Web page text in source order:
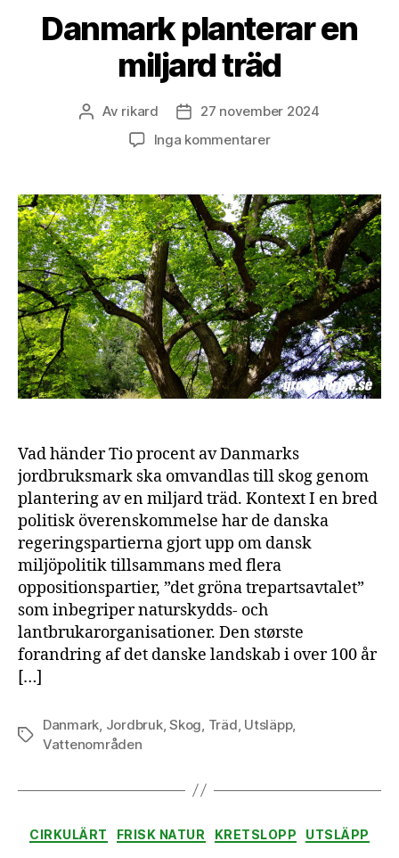
Danmark planterar en
miljard träd
Inläggsförfattare
Av rikard Inläggsdatum
27 november 2024
Inga kommentarertill
en
miljard
träd
Vad händer Tio procent av Danmarks
jordbruksmark ska omvandlas till skog genom
plantering av en miljard träd. Kontext I en bred
politisk överenskommelse har de danska
regeringspartierna gjort upp om dansk
miljöpolitik tillsammans med flera
oppositionspartier, ”det gröna trepartsavtalet”
som inbegriper naturskydds- och
lantbrukarorganisationer. Den største
forandring af det danske landskab i over 100 år
[…]
Etiketter
Danmark, Jordbruk,Skog, Träd, Utsläpp,
Vattenområden
Kategorier
CIRKULÄRT FRISK NATUR KRETSLOPP UTSLÄPP